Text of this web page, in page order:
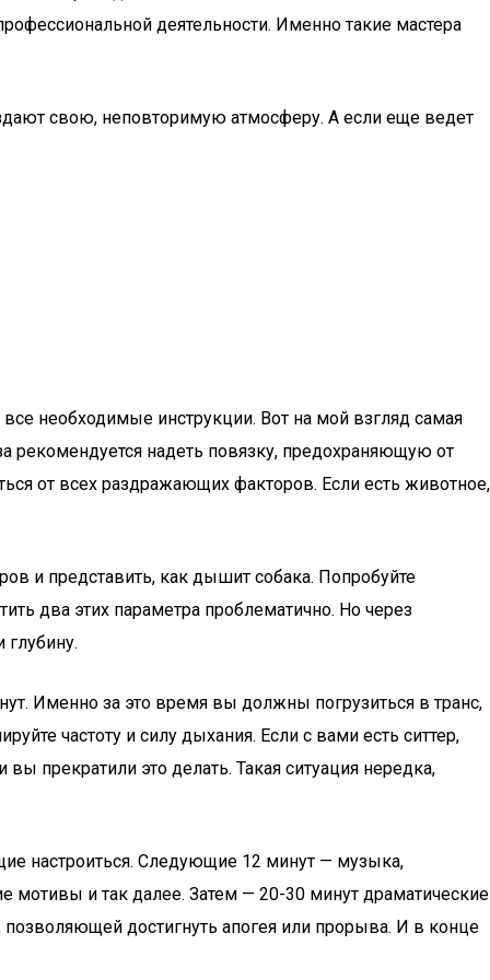
деятельности. Именно такие мастера
свою, неповторимую атмосферу. А если еще ведет
необходимые инструкции. Вот на мой взгляд самая
рекомендуется надеть повязку, предохраняющую от
от всех раздражающих факторов. Если есть животное,
и представить, как дышит собака. Попробуйте
два этих параметра проблематично. Но через
глубину.
Именно за это время вы должны погрузиться в транс,
частоту и силу дыхания. Если с вами есть ситтер,
прекратили это делать. Такая ситуация нередка,
настроиться. Следующие 12 минут — музыка,
мотивы и так далее. Затем — 20-30 минут драматические
достигнуть апогея или прорыва. И в конце